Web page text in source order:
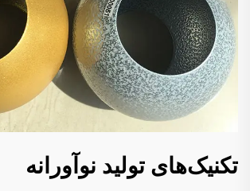
تکنیک‌های تولید نوآورانه